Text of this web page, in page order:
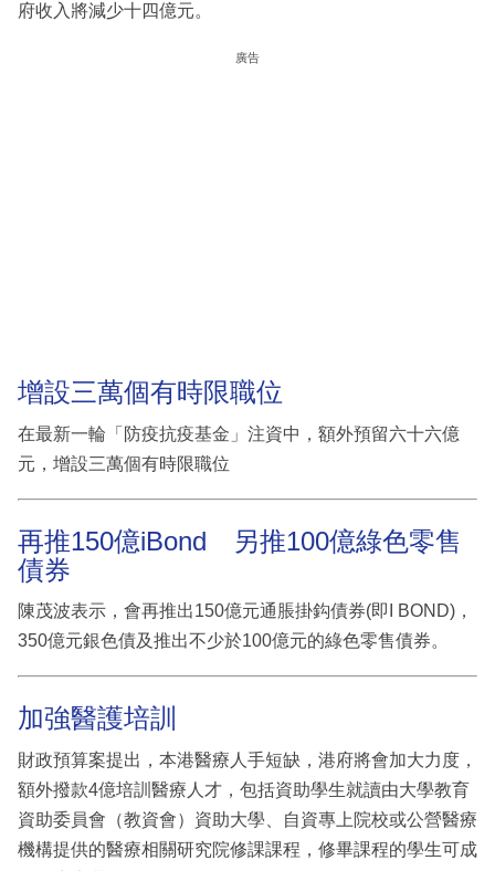
府收入將減少十四億元。
廣告
增設三萬個有時限職位
在最新一輪「防疫抗疫基金」注資中，額外預留六十六億
元，增設三萬個有時限職位
再推150億iBond 另推100億綠色零售
債券
陳茂波表示，會再推出150億元通脹掛鈎債券(即I BOND)，
350億元銀色債及推出不少於100億元的綠色零售債券。
加強醫護培訓
財政預算案提出，本港醫療人手短缺，港府將會加大力度，
額外撥款4億培訓醫療人才，包括資助學生就讀由大學教育
資助委員會（教資會）資助大學、自資專上院校或公營醫療
機構提供的醫療相關研究院修課課程，修畢課程的學生可成